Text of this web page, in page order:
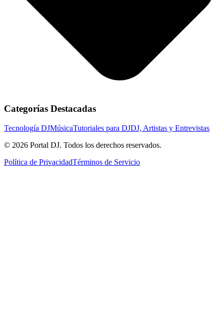
Categorías Destacadas
Tecnología DJMúsicaTutoriales para DJDJ, Artistas y Entrevistas
© 2026 Portal DJ. Todos los derechos reservados.
Política de PrivacidadTérminos de Servicio